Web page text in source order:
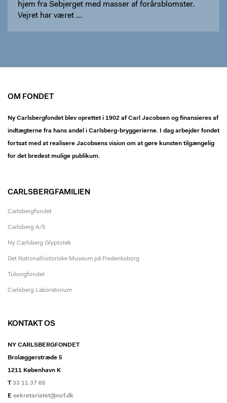
hjem fra Sebjerget med masser af forårsblomster.
Vejret har været …
OM FONDET
Ny Carlsbergfondet blev oprettet i 1902 af Carl Jacobsen og finansieres af
indtægterne fra hans andel i Carlsberg-bryggerierne. I dag arbejder fondet
fortsat med at realisere Jacobsens vision om at gøre kunsten tilgængelig
for det bredest mulige publikum.
CARLSBERGFAMILIEN
Carlsbergfondet
Carlsberg A/S
Ny Carlsberg Glyptotek
Det Nationalhistoriske Museum på Frederiksborg
Tuborgfondet
Carlsberg Laboratorium
KONTAKT OS
NY CARLSBERGFONDET
Brolæggerstræde 5
1211 København K
T33 11 37 65
E sekretariatet@ncf.dk